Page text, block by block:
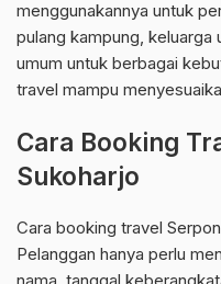
menggunakannya untuk
pulang kampung, keluarga
umum untuk berbagai
travel mampu
Cara Booking
Sukoharjo
Cara booking travel
Pelanggan hanya perlu